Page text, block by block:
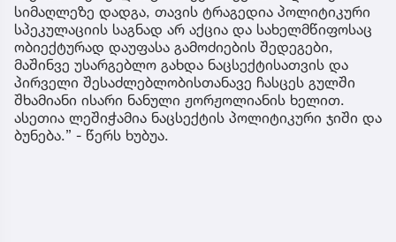
სიმაღლეზე დადგა, თავის ტრაგედია პოლიტიკური
სპეკულაციის საგნად არ აქცია და სახელმწიფოსაც
ობიექტურად დაუფასა გამოძიების შედეგები,
მაშინვე უსარგებლო გახდა ნაცსექტისათვის და
პირველი შესაძლებლობისთანავე ჩასცეს გულში
შხამიანი ისარი ნანული ჟორჟოლიანის ხელით.
ასეთია ლეშიჭამია ნაცსექტის პოლიტიკური ჯიში და
ბუნება.” - წერს ხუბუა.